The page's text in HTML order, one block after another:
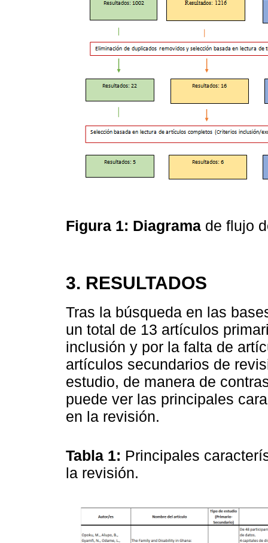
Figura 1: Diagrama de flujo
3. RESULTADOS
Tras la búsqueda en las
un total de 13 artículos
inclusión y por la falta de
artículos secundarios de
estudio, de manera de
puede ver las principales
en la revisión.
Tabla 1: Principales
la revisión.